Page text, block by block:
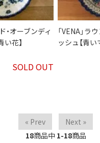
・オーブンディ
い花】
SOLD OUT
「VENA」ラ
ッシュ【青い
« Prev
Next »
18商品中 1-18商品